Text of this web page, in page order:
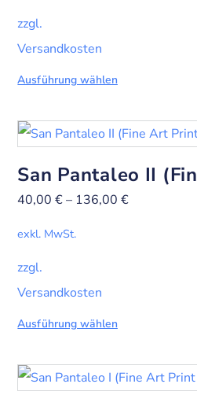
zzgl.
Versandkosten
Ausführung wählen
San Pantaleo II
40,00€– 136,00€
exkl. MwSt.
zzgl.
Versandkosten
Ausführung wählen